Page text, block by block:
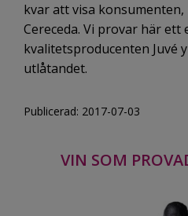
kvar att visa konsumenten,
Cereceda. Vi provar här ett
kvalitetsproducenten Juvé
utlåtandet.
Publicerad: 2017-07-03
VIN SOM